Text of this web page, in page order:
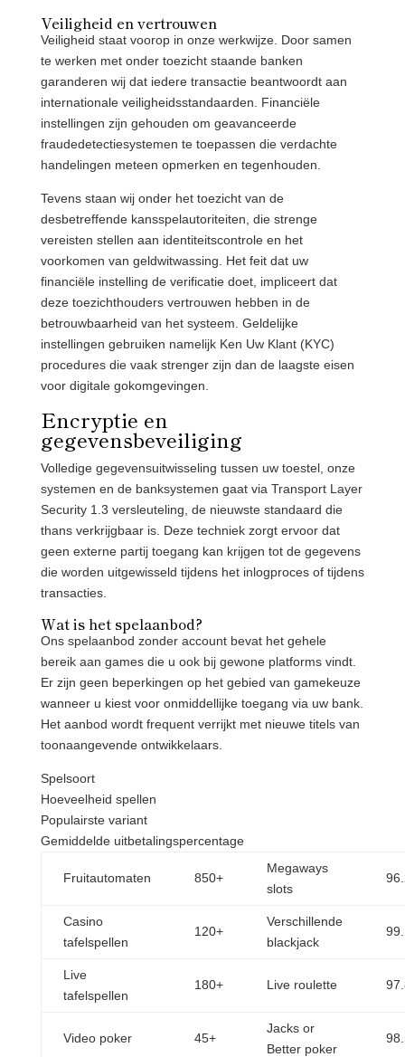
Veiligheid en vertrouwen
Veiligheid staat voorop in onze werkwijze. Door samen
te werken met onder toezicht staande banken
garanderen wij dat iedere transactie beantwoordt aan
internationale veiligheidsstandaarden. Financiële
instellingen zijn gehouden om geavanceerde
fraudedetectiesystemen te toepassen die verdachte
handelingen meteen opmerken en tegenhouden.
Tevens staan wij onder het toezicht van de
desbetreffende kansspelautoriteiten, die strenge
vereisten stellen aan identiteitscontrole en het
voorkomen van geldwitwassing. Het feit dat uw
financiële instelling de verificatie doet, impliceert dat
deze toezichthouders vertrouwen hebben in de
betrouwbaarheid van het systeem. Geldelijke
instellingen gebruiken namelijk Ken Uw Klant (KYC)
procedures die vaak strenger zijn dan de laagste eisen
voor digitale gokomgevingen.
Encryptie en
gegevensbeveiliging
Volledige gegevensuitwisseling tussen uw toestel, onze
systemen en de banksystemen gaat via Transport Layer
Security 1.3 versleuteling, de nieuwste standaard die
thans verkrijgbaar is. Deze techniek zorgt ervoor dat
geen externe partij toegang kan krijgen tot de gegevens
die worden uitgewisseld tijdens het inlogproces of tijdens
transacties.
Wat is het spelaanbod?
Ons spelaanbod zonder account bevat het gehele
bereik aan games die u ook bij gewone platforms vindt.
Er zijn geen beperkingen op het gebied van gamekeuze
wanneer u kiest voor onmiddellijke toegang via uw bank.
Het aanbod wordt frequent verrijkt met nieuwe titels van
toonaangevende ontwikkelaars.
Spelsoort
Hoeveelheid spellen
Populairste variant
Gemiddelde uitbetalingspercentage
Fruitautomaten 850+
Megaways
slots
Casino
tafelspellen
120+
Verschillende
blackjack
Live
tafelspellen
180+ Live roulette
Video poker 45+
Jacks or
Better poker